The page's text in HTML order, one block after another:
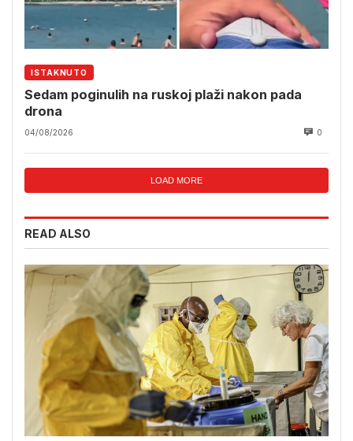
ISTAKNUTO
Sedam poginulih na ruskoj plaži nakon pada
drona
04/08/2026 0
LOAD MORE
READ ALSO